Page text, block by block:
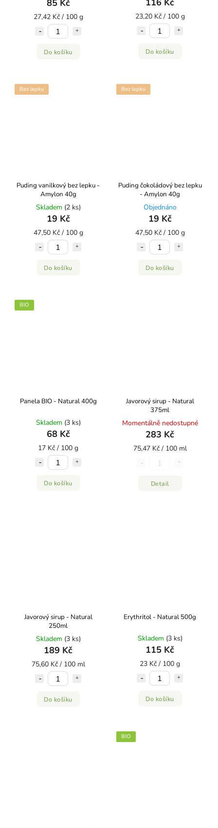
85 Kč
27,42 Kč / 100 g
Do košíku
116 Kč
23,20 Kč / 100 g
Do košíku
Bez lepku
Puding vanilkový bez lepku -
Amylon 40g
Skladem (2 ks)
19 Kč
47,50 Kč / 100 g
Do košíku
Bez lepku
Puding čokoládový bez lepku
- Amylon 40g
Objednáno
19 Kč
47,50 Kč / 100 g
Do košíku
BIO
Panela BIO - Natural 400g
Skladem (3 ks)
68 Kč
17 Kč / 100 g
Do košíku
Javorový sirup - Natural
375ml
Momentálně nedostupné
283 Kč
75,47 Kč / 100 ml
Detail
Javorový sirup - Natural
250ml
Skladem (3 ks)
189 Kč
75,60 Kč / 100 ml
Do košíku
Erythritol - Natural 500g
Skladem (3 ks)
115 Kč
23 Kč / 100 g
Do košíku
BIO